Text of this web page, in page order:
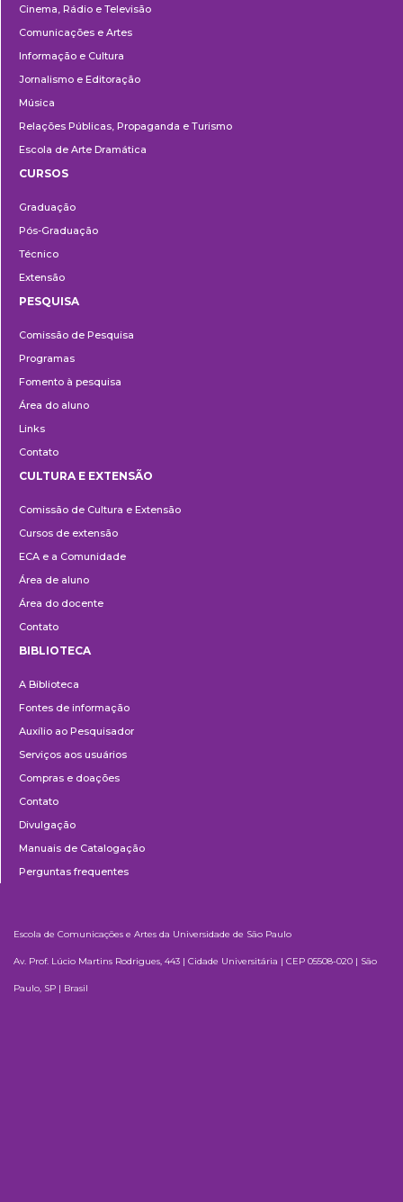
Cinema, Rádio e Televisão
Comunicações e Artes
Informação e Cultura
Jornalismo e Editoração
Música
Relações Públicas, Propaganda e Turismo
Escola de Arte Dramática
CURSOS
Graduação
Pós-Graduação
Técnico
Extensão
PESQUISA
Comissão de Pesquisa
Programas
Fomento à pesquisa
Área do aluno
Links
Contato
e
Extensão
CULTURA E EXTENSÃO
Comissão de Cultura e Extensão
Cursos de extensão
ECA e a Comunidade
Área de aluno
Área do docente
Contato
BIBLIOTECA
A Biblioteca
Fontes de informação
Auxílio ao Pesquisador
Serviços aos usuários
Compras e doações
Contato
Divulgação
Manuais de Catalogação
Perguntas frequentes
Escola de Comunicações e Artes da Universidade de São Paulo
Av. Prof. Lúcio Martins Rodrigues, 443 | Cidade Universitária | CEP 05508-020 | São
Paulo, SP | Brasil